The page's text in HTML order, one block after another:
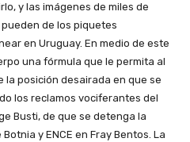
y las imágenes de miles de
de los piquetes
en Uruguay. En medio de este
una fórmula que le permita al
posición desairada en que se
los reclamos vociferantes del
Busti, de que se detenga la
y ENCE en Fray Bentos. La